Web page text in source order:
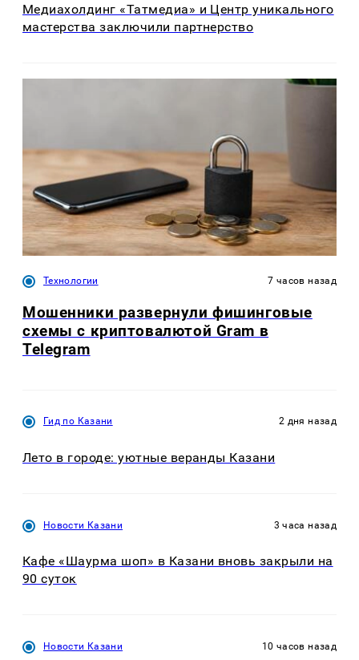
Медиахолдинг «Татмедиа» и Центр уникального
мастерства заключили партнерство
Технологии 7 часов назад
Мошенники развернули фишинговые
схемы с криптовалютой Gram в
Telegram
Гид по Казани 2 дня назад
Лето в городе: уютные веранды Казани
Новости Казани 3 часа назад
Кафе «Шаурма шоп» в Казани вновь закрыли на
90 суток
Новости Казани 10 часов назад